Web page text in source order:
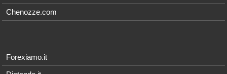
Chenozze.com
Forexiamo.it